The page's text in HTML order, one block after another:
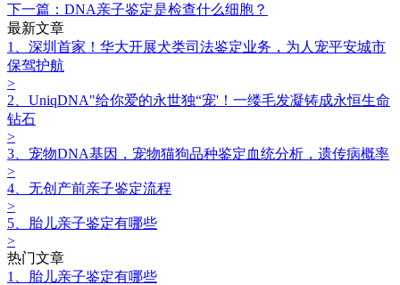
下一篇：DNA亲子鉴定是检查什么细胞？
最新文章
1、深圳首家！华大开展犬类司法鉴定业务，为人宠平安城市
保驾护航
>
2、UniqDNA"给你爱的永世独“宠'！一缕毛发凝铸成永恒生命
钻石
>
3、宠物DNA基因，宠物猫狗品种鉴定血统分析，遗传病概率
>
4、无创产前亲子鉴定流程
>
5、胎儿亲子鉴定有哪些
>
热门文章
1、胎儿亲子鉴定有哪些